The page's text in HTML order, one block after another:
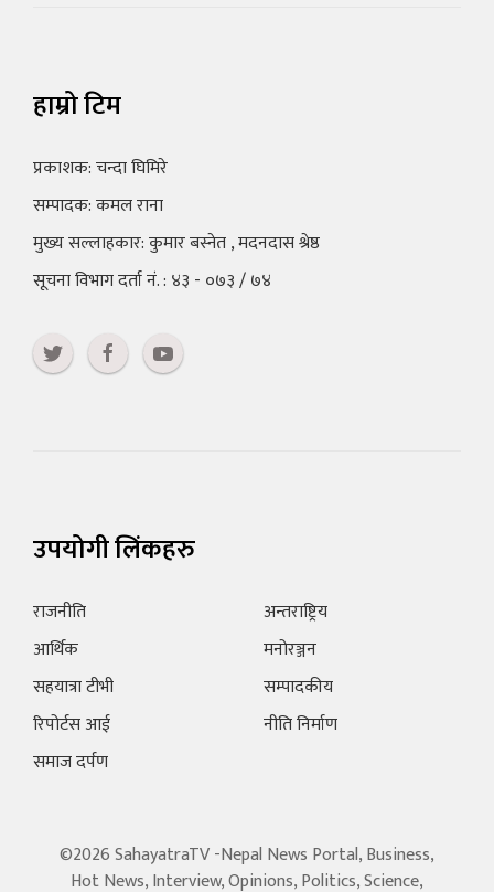
हाम्रो टिम
प्रकाशक: चन्दा घिमिरे
सम्पादक: कमल राना
मुख्य सल्लाहकार: कुमार बस्नेत , मदनदास श्रेष्ठ
सूचना विभाग दर्ता नं. : ४३ - ०७३ / ७४
उपयोगी लिंकहरु
राजनीति
आर्थिक
सहयात्रा टीभी
रिपोर्टस आई
समाज दर्पण
अन्तराष्ट्रिय
मनोरञ्जन
सम्पादकीय
नीति निर्माण
©2026 SahayatraTV -Nepal News Portal, Business,
Hot News, Interview, Opinions, Politics, Science,